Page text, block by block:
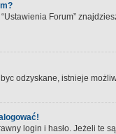
Forum”
odzyskane, istnieje
login i hasło. Jeżeli te